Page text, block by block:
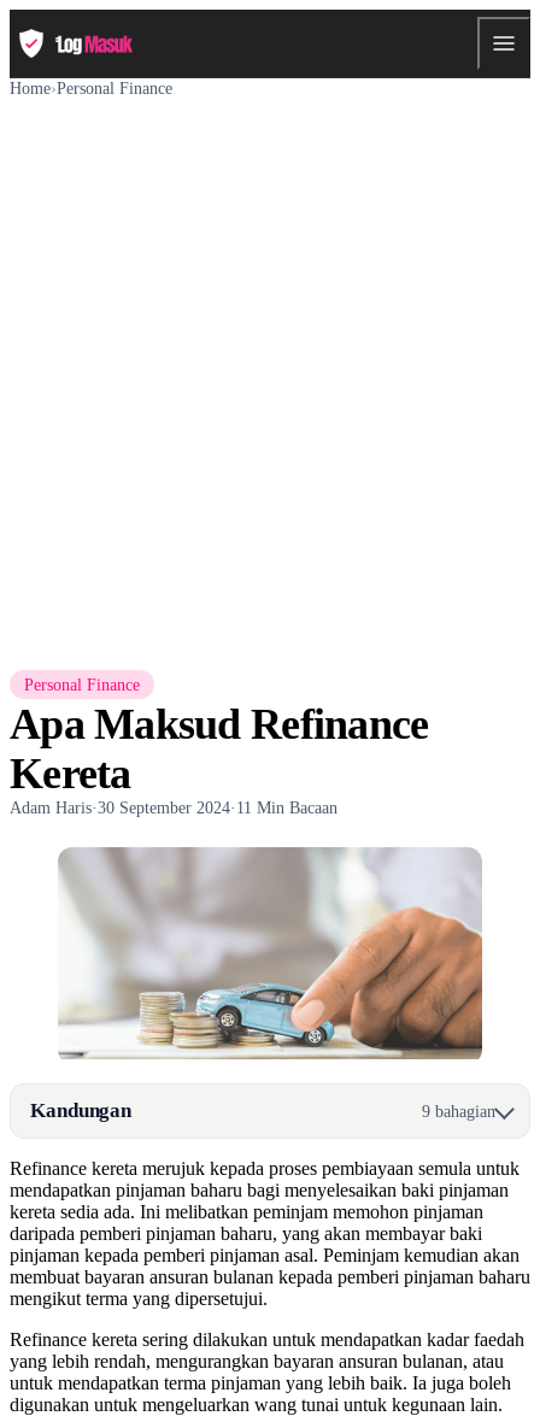
Home›Personal Finance
Personal Finance
Apa Maksud Refinance
Kereta
Adam Haris·30 September 2024·11 Min Bacaan
Kandungan 9 bahagian
Refinance kereta merujuk kepada proses pembiayaan semula untuk
mendapatkan pinjaman baharu bagi menyelesaikan baki pinjaman
kereta sedia ada. Ini melibatkan peminjam memohon pinjaman
daripada pemberi pinjaman baharu, yang akan membayar baki
pinjaman kepada pemberi pinjaman asal. Peminjam kemudian akan
membuat bayaran ansuran bulanan kepada pemberi pinjaman baharu
mengikut terma yang dipersetujui.
Refinance kereta sering dilakukan untuk mendapatkan kadar faedah
yang lebih rendah, mengurangkan bayaran ansuran bulanan, atau
untuk mendapatkan terma pinjaman yang lebih baik. Ia juga boleh
digunakan untuk mengeluarkan wang tunai untuk kegunaan lain.